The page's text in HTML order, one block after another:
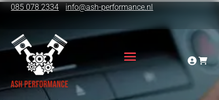
085 078 2334 info@ash-performance.nl